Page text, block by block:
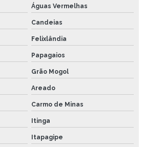
Águas Vermelhas
Candeias
Felixlândia
Papagaios
Grão Mogol
Areado
Carmo de Minas
Itinga
Itapagipe